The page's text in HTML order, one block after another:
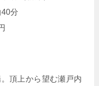
分
頂上から望む瀬戸内